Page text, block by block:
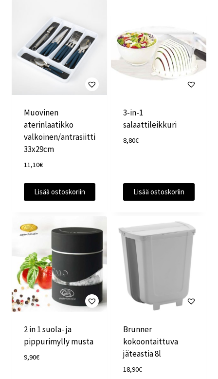
Muovinen
aterinlaatikko
valkoinen/antrasiitti
33x29cm
11,10€
Lisää ostoskoriin
3-in-1
salaattileikkuri
8,80€
Lisää ostoskoriin
2 in 1 suola- ja
pippurimylly musta
9,90€
Brunner
kokoontaittuva
jäteastia 8l
18,90€